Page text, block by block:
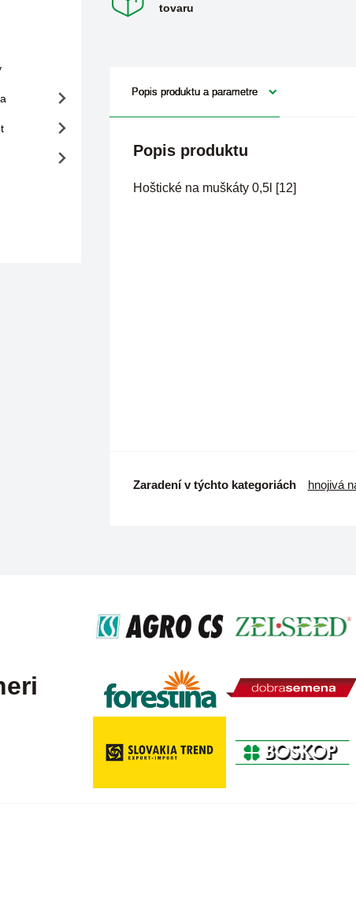
tovaru
Popis produktu a parametre
Popis produktu
Hoštické na muškáty 0,5l [12]
Zaradení v týchto kategoriách hnojivá